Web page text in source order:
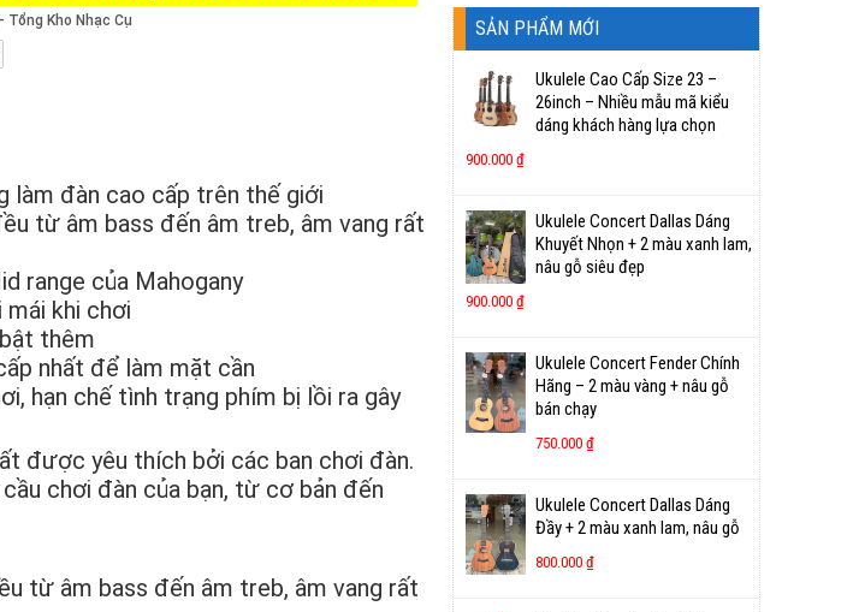
làm đàn cao cấp trên thế giới
từ âm bass đến âm treb, âm vang rất
range của Mahogany
khi chơi
thêm
nhất để làm mặt cần
hạn chế tình trạng phím bị lồi ra gây
được yêu thích bởi các ban chơi đàn.
chơi đàn của bạn, từ cơ bản đến
từ âm bass đến âm treb, âm vang rất
SẢN PHẨM MỚI
Ukulele Cao Cấp Size 23 –
26inch – Nhiều mẫu mã kiểu
dáng khách hàng lựa chọn
900.000 ₫
Ukulele Concert Dallas Dáng
Khuyết Nhọn + 2 màu xanh lam,
nâu gỗ siêu đẹp
900.000 ₫
Ukulele Concert Fender Chính
Hãng – 2 màu vàng + nâu gỗ
bán chạy
750.000 ₫
Ukulele Concert Dallas Dáng
Đầy + 2 màu xanh lam, nâu gỗ
800.000 ₫